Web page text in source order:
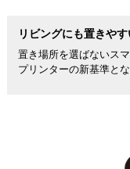
リビングにも置きや
置き場所を選ばないス
プリンターの新基準と